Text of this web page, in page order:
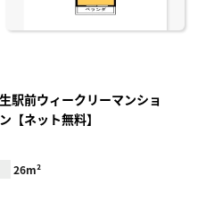
駅前ウィークリーマンショ
【ネット無料】
26m²